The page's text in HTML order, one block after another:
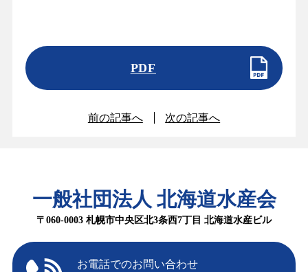
PDF
前の記事へ 次の記事へ
一般社団法人 北海道水産会
〒060-0003 札幌市中央区北3条西7丁目 北海道水産ビル
お電話でのお問い合わせ